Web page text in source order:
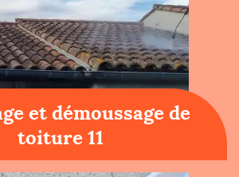
et démoussage de
toiture 11